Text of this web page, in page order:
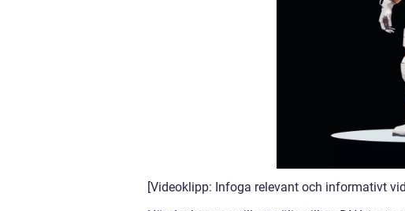
[Videoklipp: Infoga relevant och informativt